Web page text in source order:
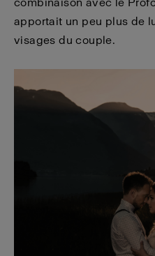
apportait un peu plus de
visages du couple.